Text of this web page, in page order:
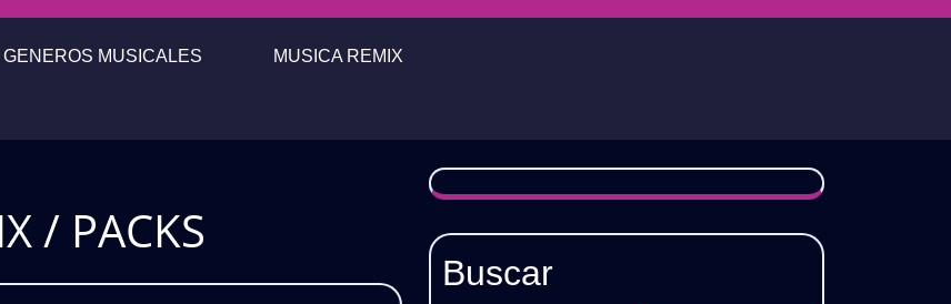
GENEROS MUSICALES MUSICA REMIX
/ PACKS
Buscar